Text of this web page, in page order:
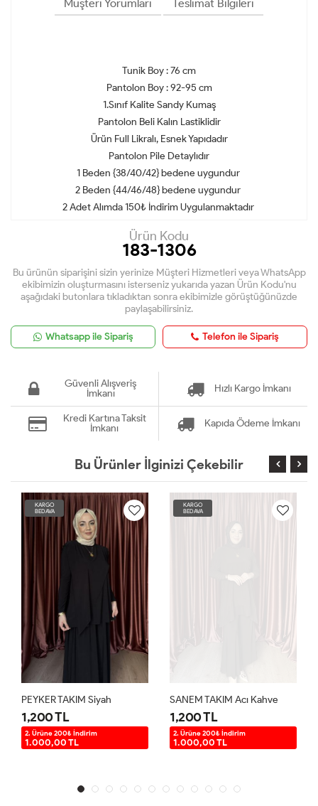
Müşteri Yorumları Teslimat Bilgileri
Tunik Boy : 76 cm
Pantolon Boy : 92-95 cm
1.Sınıf Kalite Sandy Kumaş
Pantolon Beli Kalın Lastiklidir
Ürün Full Likralı, Esnek Yapıdadır
Pantolon Pile Detaylıdır
1 Beden {38/40/42} bedene uygundur
2 Beden {44/46/48} bedene uygundur
2 Adet Alımda 150₺ İndirim Uygulanmaktadır
Ürün Kodu
183-1306
Bu ürünün siparişini sizin yerinize Müşteri Hizmetleri veya WhatsApp
ekibimizin oluşturmasını isterseniz yukarıda yazan Ürün Kodu'nu
aşağıdaki butonlara tıkladıktan sonra ekibimizle görüştüğünüzde
paylaşabilirsiniz.
Whatsapp ile Sipariş Telefon ile Sipariş
Güvenli Alışveriş
İmkanı
Hızlı Kargo İmkanı
Kredi Kartına Taksit
İmkanı
Kapıda Ödeme İmkanı
Bu Ürünler İlginizi Çekebilir
KARGO
BEDAVA
PEYKER TAKIM Siyah
1,200 TL
2. Ürüne 200₺ İndirim
1.000,00 TL
KARGO
BEDAVA
SANEM TAKIM Acı Kahve
1,200 TL
2. Ürüne 200₺ İndirim
1.000,00 TL